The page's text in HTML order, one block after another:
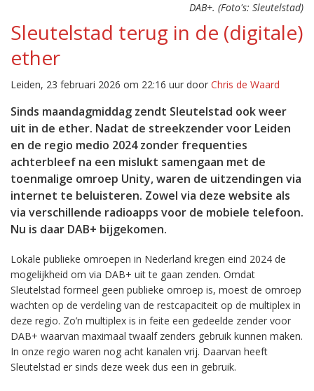
DAB+. (Foto's: Sleutelstad)
Sleutelstad terug in de (digitale)
ether
Leiden, 23 februari 2026 om 22:16 uur door Chris de Waard
Sinds maandagmiddag zendt Sleutelstad ook weer
uit in de ether. Nadat de streekzender voor Leiden
en de regio medio 2024 zonder frequenties
achterbleef na een mislukt samengaan met de
toenmalige omroep Unity, waren de uitzendingen via
internet te beluisteren. Zowel via deze website als
via verschillende radioapps voor de mobiele telefoon.
Nu is daar DAB+ bijgekomen.
Lokale publieke omroepen in Nederland kregen eind 2024 de
mogelijkheid om via DAB+ uit te gaan zenden. Omdat
Sleutelstad formeel geen publieke omroep is, moest de omroep
wachten op de verdeling van de restcapaciteit op de multiplex in
deze regio. Zo’n multiplex is in feite een gedeelde zender voor
DAB+ waarvan maximaal twaalf zenders gebruik kunnen maken.
In onze regio waren nog acht kanalen vrij. Daarvan heeft
Sleutelstad er sinds deze week dus een in gebruik.